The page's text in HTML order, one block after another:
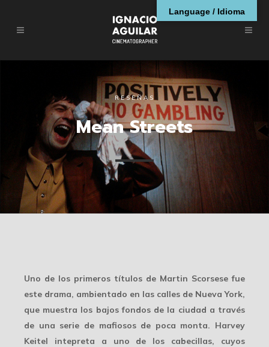
RESEÑAS
Mean Streets
Uno de los primeros títulos de Martin Scorsese fue
este drama, ambientado en las calles de Nueva York,
que muestra los bajos fondos de la ciudad a través
de una serie de mafiosos de poca monta. Harvey
Keitel intepreta a uno de los cabecillas, cuyos
Language / Idioma